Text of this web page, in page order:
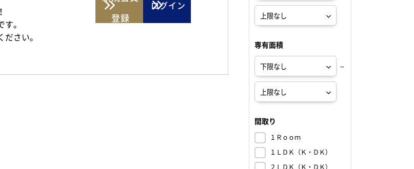
。
さい。
登録
ログイン
専有面積
～
間取り
１Ｒｏｏｍ
１ＬＤＫ（Ｋ・ＤＫ）
２ＬＤＫ（Ｋ・ＤＫ）